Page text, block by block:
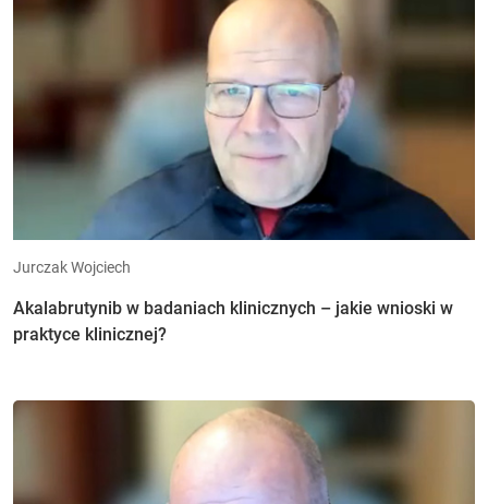
Jurczak Wojciech
Akalabrutynib w badaniach klinicznych – jakie wnioski w
praktyce klinicznej?